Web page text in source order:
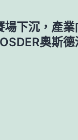
場下沉，產
奧斯